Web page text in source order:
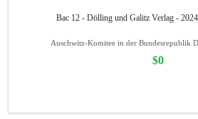
Bac 12 - Dölling und Galitz Verlag -
Auschwitz-Komitee in der Bundesrepublik
$0